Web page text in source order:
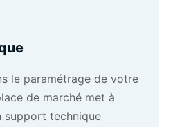
le paramétrage de votre
de marché met à
support technique